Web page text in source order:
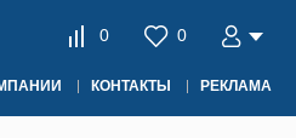
0 0
КОНТАКТЫ РЕКЛАМА